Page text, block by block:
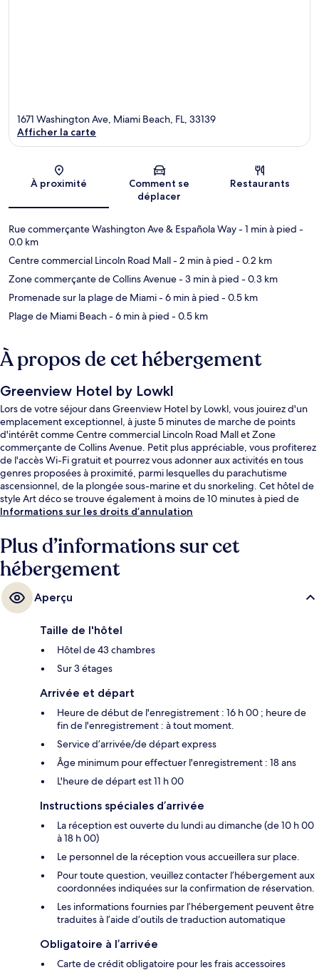
Carte
1671 Washington Ave, Miami Beach, FL, 33139
Afficher la carte
À proximité
Comment se
déplacer
Restaurants
Rue commerçante Washington Ave & Española Way- 1 min à pied -
0.0 km
Centre commercial Lincoln Road Mall- 2 min à pied - 0.2 km
Zone commerçante de Collins Avenue- 3 min à pied - 0.3 km
Promenade sur la plage de Miami- 6 min à pied - 0.5 km
Plage de Miami Beach- 6 min à pied - 0.5 km
À propos de cet hébergement
Greenview Hotel by Lowkl
Lors de votre séjour dans Greenview Hotel by Lowkl, vous jouirez d'un
emplacement exceptionnel, à juste 5 minutes de marche de points
d'intérêt comme Centre commercial Lincoln Road Mall et Zone
commerçante de Collins Avenue. Petit plus appréciable, vous profiterez
de l'accès Wi-Fi gratuit et pourrez vous adonner aux activités en tous
genres proposées à proximité, parmi lesquelles du parachutisme
ascensionnel, de la plongée sous-marine et du snorkeling. Cet hôtel de
style Art déco se trouve également à moins de 10 minutes à pied de
Promenade sur la plage de Miami et de Ocean Drive. Les autres
qualité et le personnel attentionné.
Informations sur les droits d’annulation
Plus d’informations sur cet
hébergement
Aperçu
Taille de l'hôtel
Hôtel de 43 chambres
Sur 3 étages
Arrivée et départ
Heure de début de l'enregistrement : 16 h 00 ; heure de
fin de l'enregistrement : à tout moment.
Service d’arrivée/de départ express
Âge minimum pour effectuer l'enregistrement : 18 ans
L'heure de départ est 11 h 00
Instructions spéciales d’arrivée
La réception est ouverte du lundi au dimanche (de 10 h 00
à 18 h 00)
Le personnel de la réception vous accueillera sur place.
Pour toute question, veuillez contacter l’hébergement aux
coordonnées indiquées sur la confirmation de réservation.
Les informations fournies par l’hébergement peuvent être
traduites à l’aide d’outils de traduction automatique
Obligatoire à l’arrivée
Carte de crédit obligatoire pour les frais accessoires